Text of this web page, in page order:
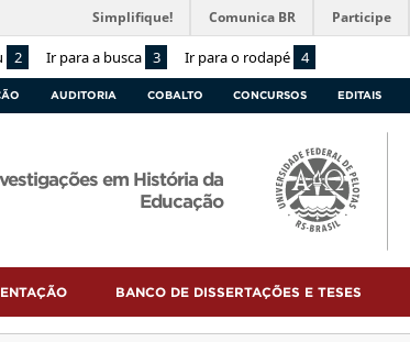
2 Ir para a busca 3 Ir para o rodapé 4
Simplifique! Comunica BR Participe
AUDITORIA COBALTO CONCURSOS EDITAIS
em História da
Educação
BANCO DE DISSERTAÇÕES E TESES